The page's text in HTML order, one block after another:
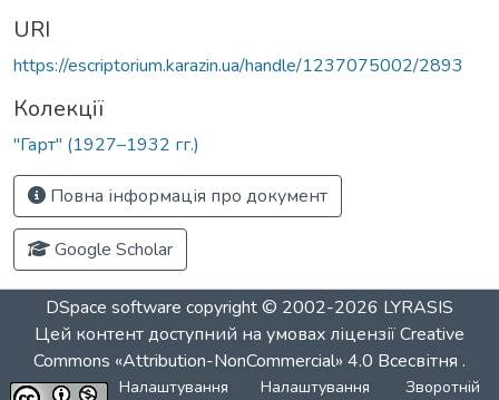
URI
https://escriptorium.karazin.ua/handle/1237075002/2893
Колекції
"Гарт" (1927–1932 гг.)
Повна інформація про документ
Google Scholar
DSpace software copyright © 2002-2026 LYRASIS
Цей контент доступний на умовах ліцензіїCreative
Commons «Attribution-NonCommercial» 4.0 Всесвітня .
Налаштування Налаштування Зворотній